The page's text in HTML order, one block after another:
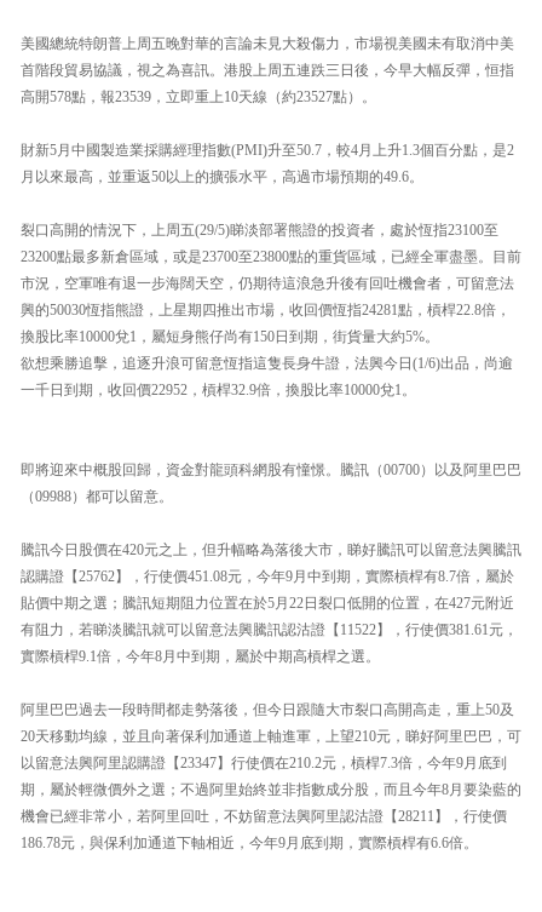
美國總統特朗普上周五晚對華的言論未見大殺傷力，市場視美國未有取消中美
首階段貿易協議，視之為喜訊。港股上周五連跌三日後，今早大幅反彈，恒指
高開578點，報23539，立即重上10天線（約23527點）。
財新5月中國製造業採購經理指數(PMI)升至50.7，較4月上升1.3個百分點，是2
月以來最高，並重返50以上的擴張水平，高過市場預期的49.6。
裂口高開的情況下，上周五(29/5)睇淡部署熊證的投資者，處於恆指23100至
23200點最多新倉區域，或是23700至23800點的重貨區域，已經全軍盡墨。目前
市況，空軍唯有退一步海闊天空，仍期待這浪急升後有回吐機會者，可留意法
興的50030恆指熊證，上星期四推出市場，收回價恆指24281點，槓桿22.8倍，
換股比率10000兌1，屬短身熊仔尚有150日到期，街貨量大約5%。
欲想乘勝追擊，追逐升浪可留意恆指這隻長身牛證，法興今日(1/6)出品，尚逾
一千日到期，收回價22952，槓桿32.9倍，換股比率10000兌1。
即將迎來中概股回歸，資金對龍頭科網股有憧憬。騰訊（00700）以及阿里巴巴
（09988）都可以留意。
騰訊今日股價在420元之上，但升幅略為落後大市，睇好騰訊可以留意法興騰訊
認購證【25762】，行使價451.08元，今年9月中到期，實際槓桿有8.7倍，屬於
貼價中期之選；騰訊短期阻力位置在於5月22日裂口低開的位置，在427元附近
有阻力，若睇淡騰訊就可以留意法興騰訊認沽證【11522】，行使價381.61元，
實際槓桿9.1倍，今年8月中到期，屬於中期高槓桿之選。
阿里巴巴過去一段時間都走勢落後，但今日跟隨大市裂口高開高走，重上50及
20天移動均線，並且向著保利加通道上軸進軍，上望210元，睇好阿里巴巴，可
以留意法興阿里認購證【23347】行使價在210.2元，槓桿7.3倍，今年9月底到
期，屬於輕微價外之選；不過阿里始終並非指數成分股，而且今年8月要染藍的
機會已經非常小，若阿里回吐，不妨留意法興阿里認沽證【28211】，行使價
186.78元，與保利加通道下軸相近，今年9月底到期，實際槓桿有6.6倍。